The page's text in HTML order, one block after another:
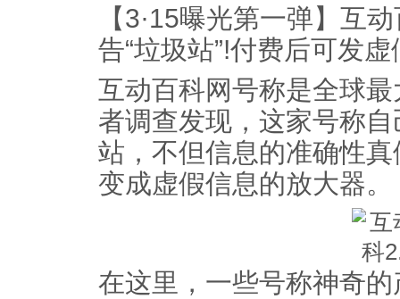
【3·15曝光第一弹】互
告“垃圾站”!付费后可发
互动百科网号称是全球
者调查发现，这家号称
站，不但信息的准确性
变成虚假信息的放大器。
在这里，一些号称神奇